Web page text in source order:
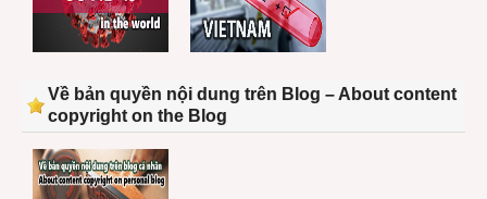
Về bản quyền nội dung trên Blog – About content
copyright on the Blog